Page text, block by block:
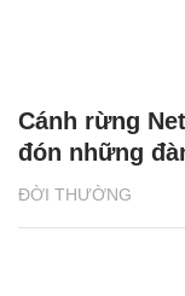
ĐỜI THƯỜNG
Cánh rừng
đón những